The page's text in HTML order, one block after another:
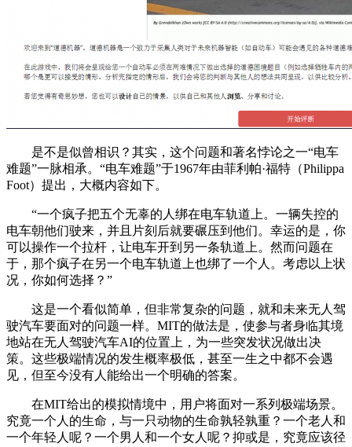
是不是似曾相识？其实，这个问题和著名悖论之一“电车
难题”一脉相承。“电车难题”于1967年由菲利帕·福特（Philippa
Foot）提出，大概内容如下。
“一个疯子把五个无辜的人绑在电车轨道上。一辆失控的
电车朝他们驶来，并且片刻后就要碾压到他们。幸运的是，你
可以操作一个拉杆，让电车开到另一条轨道上。然而问题在
于，那个疯子在另一个电车轨道上也绑了一个人。考虑以上状
况，你如何选择？”
这是一个看似简单，但非常复杂的问题，就和未来无人驾
驶汽车要面对的问题一样。MIT的做法是，使参与者身临其境
地站在无人驾驶汽车AI的位置上，为一些突发状况做出决
策。这些极端情况的发生概率极低，甚至一生之中都不会遇
见，但至今没有人能给出一个明确的答案。
在MIT给出的模拟情境中，用户将面对一系列极端场景。
究竟一个人的生命，与一只动物的生命孰轻孰重？一个老人和
一个年轻人呢？一个男人和一个女人呢？抑或是，究竟应该径